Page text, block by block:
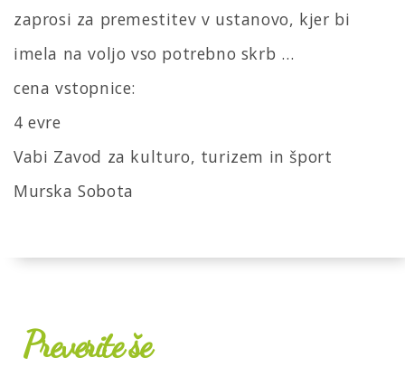
zaprosi za premestitev v ustanovo, kjer bi
imela na voljo vso potrebno skrb …
cena vstopnice:
4 evre
Vabi Zavod za kulturo, turizem in šport
Murska Sobota
Preverite še